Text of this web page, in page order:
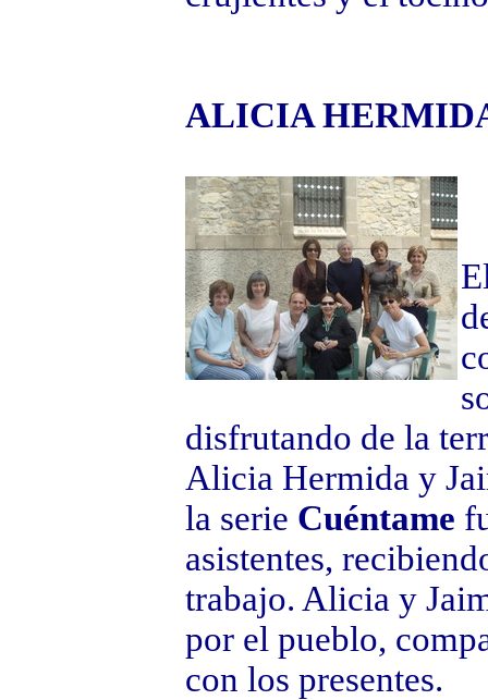
ALICIA
disfrutando de la
Alicia Hermida y
la serie Cuéntame
asistentes,
trabajo. Alicia y
por el pueblo,
con los presentes.